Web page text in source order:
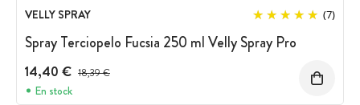
VELLY SPRAY (7)
Spray Terciopelo Fucsia 250 ml Velly Spray Pro
14,40 € Precio antes del descuento
18,39 €
En stock